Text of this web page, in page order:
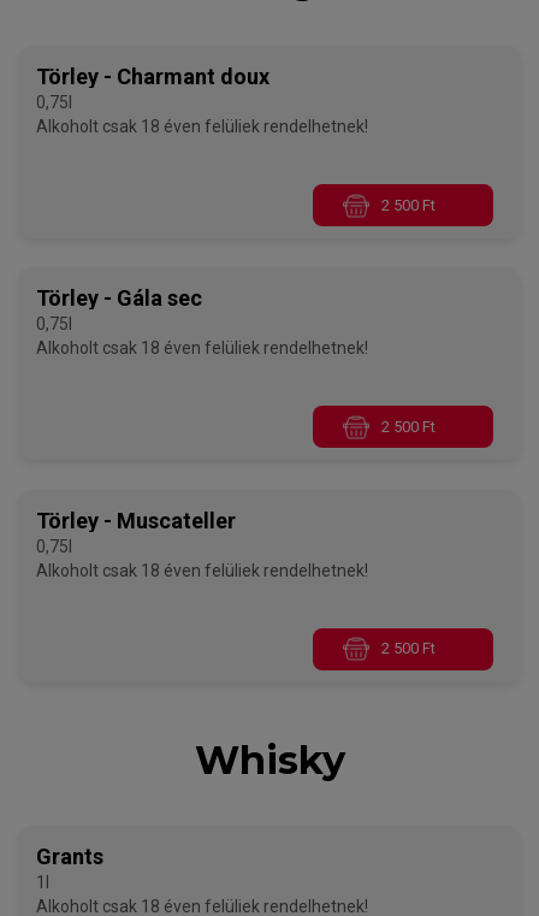
Törley - Charmant doux
0,75l
Alkoholt csak 18 éven felüliek rendelhetnek!
2 500 Ft
Törley - Gála sec
0,75l
Alkoholt csak 18 éven felüliek rendelhetnek!
2 500 Ft
Törley - Muscateller
0,75l
Alkoholt csak 18 éven felüliek rendelhetnek!
2 500 Ft
Whisky
Grants
1l
Alkoholt csak 18 éven felüliek rendelhetnek!